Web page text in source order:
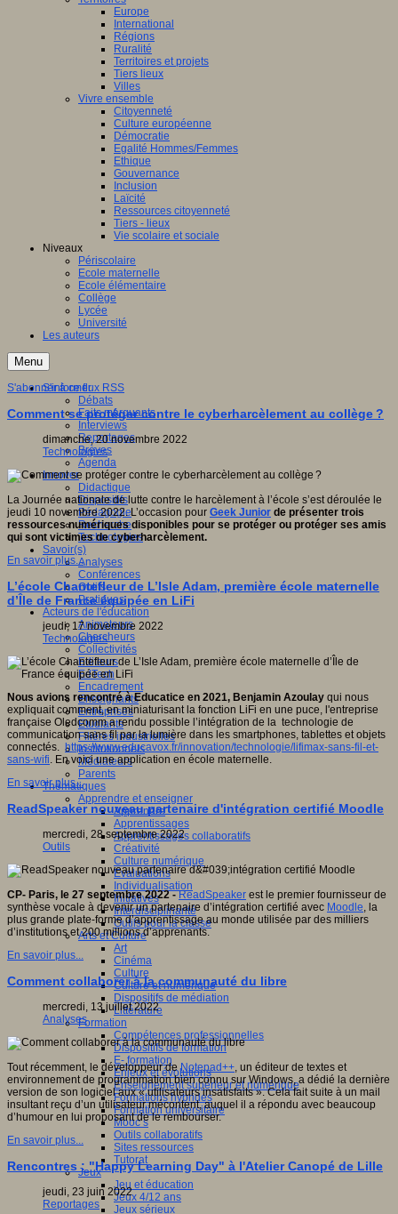
Europe
International
Régions
Ruralité
Territoires et projets
Tiers lieux
Villes
Vivre ensemble
Citoyenneté
Culture européenne
Démocratie
Egalité Hommes/Femmes
Ethique
Gouvernance
Inclusion
Laïcité
Ressources citoyenneté
Tiers - lieux
Vie scolaire et sociale
Niveaux
Périscolaire
Ecole maternelle
Ecole élémentaire
Collège
Lycée
Université
Les auteurs
Menu
S'informer
Débats
Faits marquants
Interviews
Reportages
Brèves
Agenda
Innover
Didactique
Dispositifs
Pédagogie
Recherche
Technologies
Savoir(s)
Analyses
Conférences
Outils
Pratiques
Acteurs de l'éducation
Animateurs
Chercheurs
Collectivités
Editeurs
EdTech
Encadrement
Enseignants
Entreprises
Etudiants
Filières industrielles
Institutionnels
Médiateurs
Parents
Thématiques
Apprendre et enseigner
Apprendre
Apprentissages
Apprentissages collaboratifs
Créativité
Culture numérique
Evaluations
Individualisation
Initiatives
Interdisciplinarité
Outils pour la classe
Arts et Culture
Art
Cinéma
Culture
Culture et numérique
Dispositifs de médiation
Littérature
Formation
Compétences professionnelles
Dispositifs de formation
E- formation
Enjeux et évolutions
Enseignement supérieur et numérique
Formations hybrides
Formation universitaire
Mooc’s
Outils collaboratifs
Sites ressources
Tutorat
Jeux
Jeu et éducation
Jeux 4/12 ans
Jeux sérieux
S'abonner à ce flux RSS
Comment se protéger contre le cyberharcèlement au collège ?
dimanche, 20 novembre 2022
Technologies
La Journée nationale de lutte contre le harcèlement à l’école s’est déroulée le
jeudi 10 novembre 2022. L’occasion pour Geek Junior de présenter trois
ressources numériques disponibles pour se protéger ou protéger ses amis
qui sont victimes de cyberharcèlement.
En savoir plus...
L’école Chantefleur de L’Isle Adam, première école maternelle
d’Île de France équipée en LiFi
jeudi, 17 novembre 2022
Technologies
Nous avions rencontré à Educatice en 2021, Benjamin Azoulay qui nous
expliquait comment, en miniaturisant la fonction LiFi en une puce, l'entreprise
française Oledcomm a rendu possible l’intégration de la technologie de
communication sans fil par la lumière dans les smartphones, tablettes et objets
connectés. https://www.educavox.fr/innovation/technologie/lifimax-sans-fil-et-
sans-wifi. En voici une application en école maternelle.
En savoir plus...
ReadSpeaker nouveau partenaire d'intégration certifié Moodle
mercredi, 28 septembre 2022
Outils
CP- Paris, le 27 septembre 2022 - ReadSpeaker est le premier fournisseur de
synthèse vocale à devenir un partenaire d’intégration certifié avec Moodle, la
plus grande plate-forme d’apprentissage au monde utilisée par des milliers
d’institutions et 200 millions d’apprenants.
En savoir plus...
Comment collaborer à la communauté du libre
mercredi, 13 juillet 2022
Analyses
Tout récemment, le développeur deNotepad++, un éditeur de textes et
environnement de programmation bien connu sur Windows, a dédié la dernière
version de son logiciel aux « utilisateurs insatisfaits ». Cela fait suite à un mail
insultant reçu d’un utilisateur mécontent, auquel il a répondu avec beaucoup
d’humour en lui proposant de le rembourser.
En savoir plus...
Rencontres : "Happy Learning Day" à l'Atelier Canopé de Lille
jeudi, 23 juin 2022
Reportages